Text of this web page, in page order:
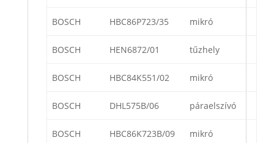
BOSCH HBC86P723/35 mikró
BOSCH HEN6872/01 tűzhely
BOSCH HBC84K551/02 mikró
BOSCH DHL575B/06 páraelszívó
BOSCH HBC86K723B/09 mikró